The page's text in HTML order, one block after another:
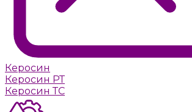
Керосин
Керосин РТ
Керосин ТС